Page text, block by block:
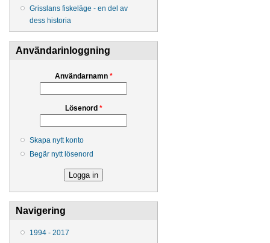
Grisslans fiskeläge - en del av
dess historia
Användarinloggning
Användarnamn *
Lösenord *
Skapa nytt konto
Begär nytt lösenord
Navigering
1994 - 2017